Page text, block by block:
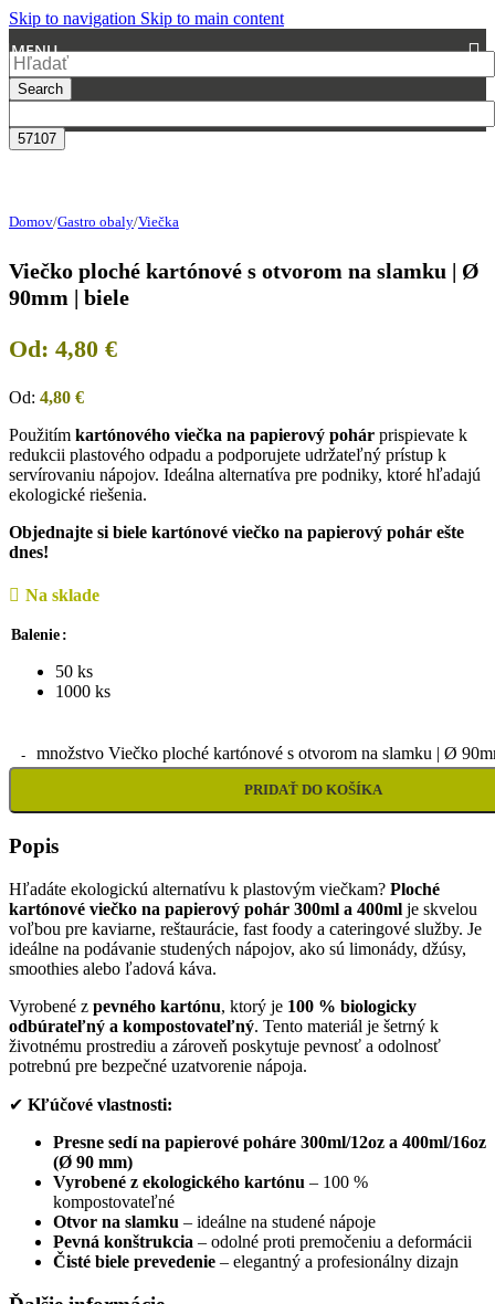
Skip to navigation Skip to main content
MENU
Search
Domov/Gastro obaly/Viečka
Viečko ploché kartónové s otvorom na slamku | Ø
90mm | biele
Od: 4,80 €
Od: 4,80 €
Použitím kartónového viečka na papierový pohár prispievate k
redukcii plastového odpadu a podporujete udržateľný prístup k
servírovaniu nápojov. Ideálna alternatíva pre podniky, ktoré hľadajú
ekologické riešenia.
Objednajte si biele kartónové viečko na papierový pohár ešte
dnes!
Na sklade
Balenie
50 ks
1000 ks
množstvo Viečko ploché kartónové s otvorom na slamku | Ø
PRIDAŤ DO KOŠÍKA
Popis
Hľadáte ekologickú alternatívu k plastovým viečkam? Ploché
kartónové viečko na papierový pohár 300ml a 400ml je skvelou
voľbou pre kaviarne, reštaurácie, fast foody a cateringové služby. Je
ideálne na podávanie studených nápojov, ako sú limonády, džúsy,
smoothies alebo ľadová káva.
Vyrobené z pevného kartónu, ktorý je 100 % biologicky
odbúrateľný a kompostovateľný. Tento materiál je šetrný k
životnému prostrediu a zároveň poskytuje pevnosť a odolnosť
potrebnú pre bezpečné uzatvorenie nápoja.
✔ Kľúčové vlastnosti:
Presne sedí na papierové poháre 300ml/12oz a 400ml/16oz
(Ø 90 mm)
Vyrobené z ekologického kartónu – 100 %
kompostovateľné
Otvor na slamku – ideálne na studené nápoje
Pevná konštrukcia – odolné proti premočeniu a deformácii
Čisté biele prevedenie – elegantný a profesionálny dizajn